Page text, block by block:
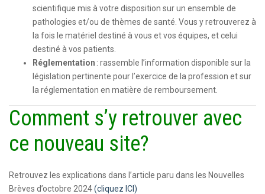
scientifique mis à votre disposition sur un ensemble de
pathologies et/ou de thèmes de santé. Vous y retrouverez à
la fois le matériel destiné à vous et vos équipes, et celui
destiné à vos patients.
Réglementation : rassemble l’information disponible sur la
législation pertinente pour l’exercice de la profession et sur
la réglementation en matière de remboursement.
Comment s’y retrouver avec
ce nouveau site?
Retrouvez les explications dans l’article paru dans les Nouvelles
Brèves d’octobre 2024(cliquez ICI)